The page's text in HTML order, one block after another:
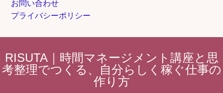
お問い合わせ
プライバシーポリシー
RISUTA｜時間マネージメント講座と思
考整理でつくる、自分らしく稼ぐ仕事の
作り方